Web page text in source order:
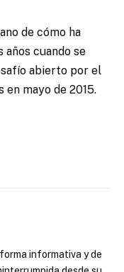
de cómo ha
años cuando se
abierto por el
en mayo de 2015.
informativa y de